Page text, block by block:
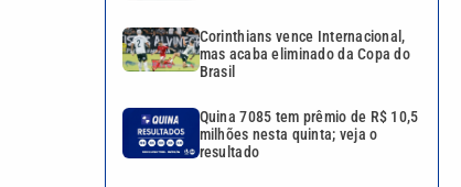
Corinthians vence Internacional,
mas acaba eliminado da Copa do
Brasil
Quina 7085 tem prêmio de R$ 10,5
milhões nesta quinta; veja o
resultado